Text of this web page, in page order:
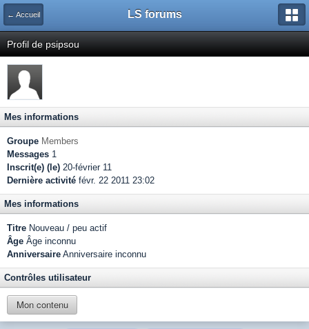
← Accueil LS forums
Profil de psipsou
Mes informations
Groupe Members
Messages 1
Inscrit(e) (le) 20-février 11
Dernière activité févr. 22 2011 23:02
Mes informations
Titre Nouveau / peu actif
Âge Âge inconnu
Anniversaire Anniversaire inconnu
Contrôles utilisateur
Mon contenu